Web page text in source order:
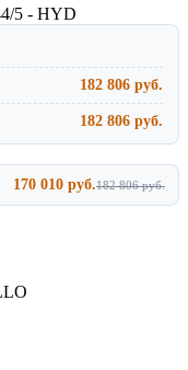
182 806 руб.
182 806 руб.
170 010 руб.182 806 руб.